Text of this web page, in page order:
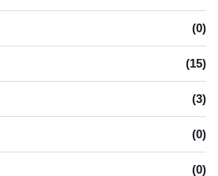
(0)
(15)
(3)
(0)
(0)